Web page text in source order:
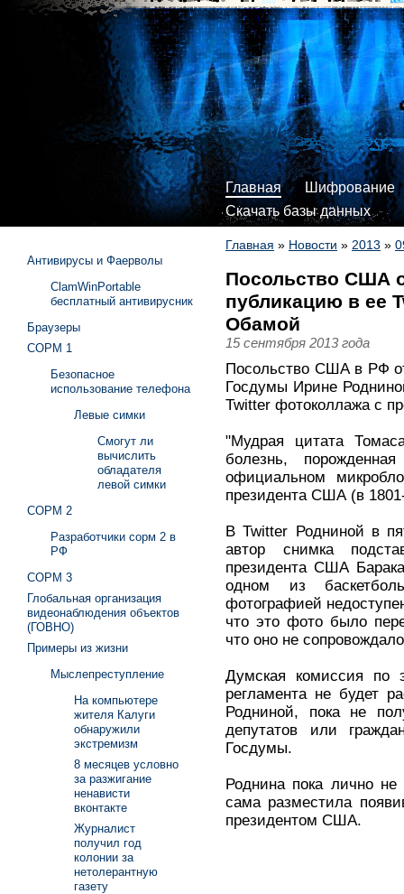
Главная
Шифрование
Скачать базы данных
Главная » Новости » 2013 »
Посольство США
публикацию в ее
Обамой
15 сентября 2013 года
Посольство США в РФ
Госдумы Ирине
Twitter фотоколлажа с
"Мудрая цитата
болезнь,
официальном
президента США (в
В Twitter Родниной в
автор снимка
президента США
одном из
фотографией
что это фото было
что оно не
Думская комиссия по
регламента не будет
Родниной, пока не
депутатов или
Госдумы.
Роднина пока лично не
сама разместила
президентом США.
Антивирусы и Фаерволы
ClamWinPortable
бесплатный антивирусник
Браузеры
СОРМ 1
Безопасное
использование телефона
Левые симки
Смогут ли
вычислить
обладателя
левой симки
СОРМ 2
Разработчики сорм 2 в
РФ
СОРМ 3
Глобальная организация
видеонаблюдения объектов
(ГОВНО)
Примеры из жизни
Мыслепреступление
На компьютере
жителя Калуги
обнаружили
экстремизм
8 месяцев условно
за разжигание
ненависти
вконтакте
Журналист
получил год
колонии за
нетолерантную
газету